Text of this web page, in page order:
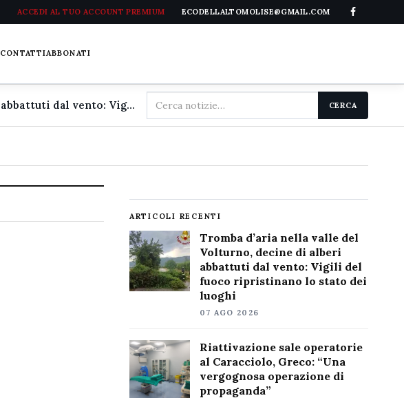
ACCEDI AL TUO ACCOUNT PREMIUM ECODELLALTOMOLISE@GMAIL.COM
CONTATTIABBONATI
Tromba d'aria nella valle del Volturno, decine di alberi abbattuti dal vento: Vigili del fuoco ripristinano lo stato dei luoghi
Cerca
nel
CERCA
ARTICOLI RECENTI
Tromba d’aria nella valle del
Volturno, decine di alberi
abbattuti dal vento: Vigili del
fuoco ripristinano lo stato dei
luoghi
07 AGO 2026
Riattivazione sale operatorie
al Caracciolo, Greco: “Una
vergognosa operazione di
propaganda”